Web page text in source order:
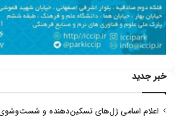
خبر جدید
اعلام اسامی ژل‌های تسکین‌دهنده و